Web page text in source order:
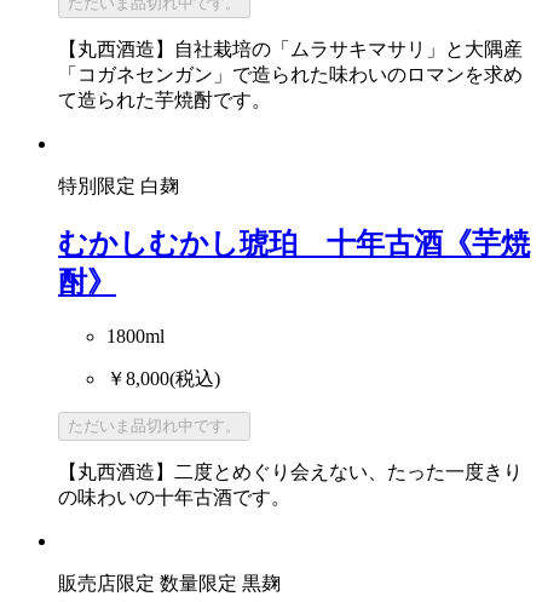
ただいま品切れ中です。
【丸西酒造】自社栽培の「ムラサキマサリ」と大隅産
「コガネセンガン」で造られた味わいのロマンを求め
て造られた芋焼酎です。
特別限定 白麹
むかしむかし琥珀 十年古酒《芋焼
酎》
1800ml
￥8,000(税込)
ただいま品切れ中です。
【丸西酒造】二度とめぐり会えない、たった一度きり
の味わいの十年古酒です。
販売店限定 数量限定 黒麹